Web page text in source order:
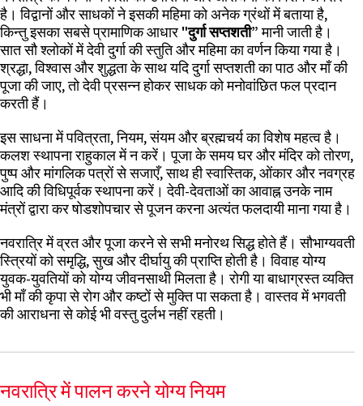
है। विद्वानों और साधकों ने इसकी महिमा को अनेक ग्रंथों में बताया है,
किन्तु इसका सबसे प्रामाणिक आधार "दुर्गा सप्तशती”मानी जाती है।
सात सौ श्लोकों में देवी दुर्गा की स्तुति और महिमा का वर्णन किया गया है।
श्रद्धा, विश्वास और शुद्धता के साथ यदि दुर्गा सप्तशती का पाठ और माँ की
पूजा की जाए, तो देवी प्रसन्न होकर साधक को मनोवांछित फल प्रदान
करती हैं।
इस साधना में पवित्रता, नियम, संयम और ब्रह्मचर्य का विशेष महत्व है।
कलश स्थापना राहुकाल में न करें। पूजा के समय घर और मंदिर को तोरण,
पुष्प और मांगलिक पत्रों से सजाएँ, साथ ही स्वास्तिक, ओंकार और नवग्रह
आदि की विधिपूर्वक स्थापना करें। देवी-देवताओं का आवाह्न उनके नाम
मंत्रों द्वारा कर षोडशोपचार से पूजन करना अत्यंत फलदायी माना गया है।
नवरात्रि में व्रत और पूजा करने से सभी मनोरथ सिद्ध होते हैं। सौभाग्यवती
स्त्रियों को समृद्धि, सुख और दीर्घायु की प्राप्ति होती है। विवाह योग्य
युवक-युवतियों को योग्य जीवनसाथी मिलता है। रोगी या बाधाग्रस्त व्यक्ति
भी माँ की कृपा से रोग और कष्टों से मुक्ति पा सकता है। वास्तव में भगवती
की आराधना से कोई भी वस्तु दुर्लभ नहीं रहती।
नवरात्रि में पालन करने योग्य नियम